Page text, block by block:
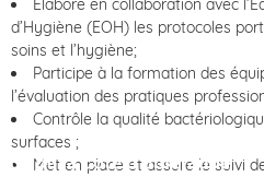
Elabore en collaboration avec
d’Hygiène (EOH) les protocoles
soins et l’hygiène;
Participe à la formation des
l’évaluation des pratiques
Contrôle la qualité
surfaces ;
Met en place et assure le suivi